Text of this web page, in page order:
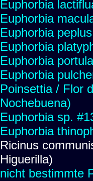
Euphorbia
Euphorbia
Euphorbia
Euphorbia
Euphorbia
Euphorbia
Poinsettia / Flor
Nochebuena)
Euphorbia sp.
Euphorbia
Ricinus
Higuerilla)
nicht bestimmte